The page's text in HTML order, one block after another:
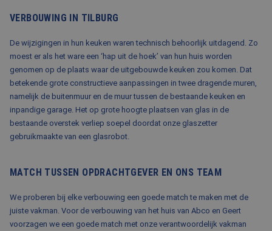
WERKEN BIJ BALEMANS
VERBOUWING IN TILBURG
De wijzigingen in hun keuken waren technisch behoorlijk uitdagend. Zo
moest er als het ware een ‘hap uit de hoek’ van hun huis worden
genomen op de plaats waar de uitgebouwde keuken zou komen. Dat
betekende grote constructieve aanpassingen in twee dragende muren,
namelijk de buitenmuur en de muur tussen de bestaande keuken en
inpandige garage. Het op grote hoogte plaatsen van glas in de
bestaande overstek verliep soepel doordat onze glaszetter
gebruikmaakte van een glasrobot.
MATCH TUSSEN OPDRACHTGEVER EN ONS TEAM
We proberen bij elke verbouwing een goede match te maken met de
juiste vakman. Voor de verbouwing van het huis van Abco en Geert
voorzagen we een goede match met onze verantwoordelijk vakman